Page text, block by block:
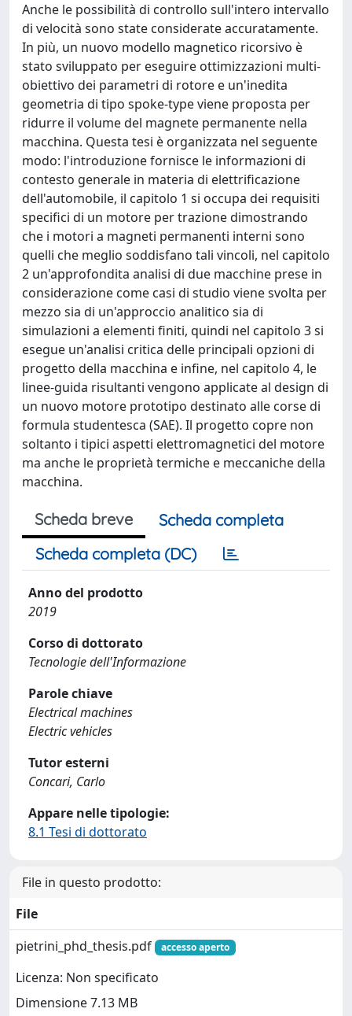
Anche le possibilità di controllo sull'intero intervallo
di velocità sono state considerate accuratamente.
In più, un nuovo modello magnetico ricorsivo è
stato sviluppato per eseguire ottimizzazioni multi-
obiettivo dei parametri di rotore e un'inedita
geometria di tipo spoke-type viene proposta per
ridurre il volume del magnete permanente nella
macchina. Questa tesi è organizzata nel seguente
modo: l'introduzione fornisce le informazioni di
contesto generale in materia di elettrificazione
dell'automobile, il capitolo 1 si occupa dei requisiti
specifici di un motore per trazione dimostrando
che i motori a magneti permanenti interni sono
quelli che meglio soddisfano tali vincoli, nel capitolo
2 un'approfondita analisi di due macchine prese in
considerazione come casi di studio viene svolta per
mezzo sia di un'approccio analitico sia di
simulazioni a elementi finiti, quindi nel capitolo 3 si
esegue un'analisi critica delle principali opzioni di
progetto della macchina e infine, nel capitolo 4, le
linee-guida risultanti vengono applicate al design di
un nuovo motore prototipo destinato alle corse di
formula studentesca (SAE). Il progetto copre non
soltanto i tipici aspetti elettromagnetici del motore
ma anche le proprietà termiche e meccaniche della
macchina.
Scheda breve
Scheda completa
Scheda completa (DC)
Anno del prodotto
2019
Corso di dottorato
Tecnologie dell'Informazione
Parole chiave
Electrical machines
Electric vehicles
Tutor esterni
Concari, Carlo
Appare nelle tipologie:
8.1 Tesi di dottorato
File in questo prodotto:
File
pietrini_phd_thesis.pdf
accesso aperto
Licenza: Non specificato
Dimensione 7.13 MB